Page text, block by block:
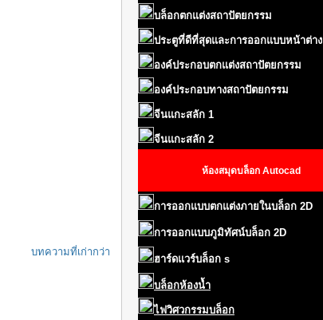
บทความที่เก่ากว่า
บล็อกตกแต่งสถาปัตยกรรม
ประตูที่ดีที่สุดและการออกแบบหน้าต่าง
องค์ประกอบตกแต่งสถาปัตยกรรม
องค์ประกอบทางสถาปัตยกรรม
จีนแกะสลัก 1
จีนแกะสลัก 2
ห้องสมุดบล็อก Autocad
การออกแบบตกแต่งภายในบล็อก 2D
การออกแบบภูมิทัศน์บล็อก 2D
ฮาร์ดแวร์บล็อก s
บล็อกห้องน้ำ
ไฟวิศวกรรมบล็อก